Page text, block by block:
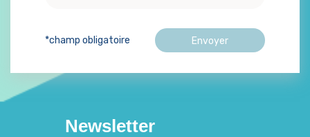
Newsletter
*champ obligatoire